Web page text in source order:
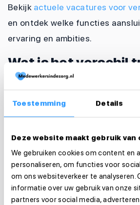
Toestemming Details
Deze website maakt gebruik van
We gebruiken cookies om content en
personaliseren, om functies voor
om ons websiteverkeer te analyseren.
informatie over uw gebruik van onze
partners voor social media, adverteren
Bekijk actuele vacatures voor
en ontdek welke functies
ervaring en ambities.
Wat is het verschil
verpleegkundige en
verpleegkundig
reguliere verpleegkundige. Je
diagnoses stellen en
Daarnaast werk je vaak op
binnen een bepaald vakgebied,